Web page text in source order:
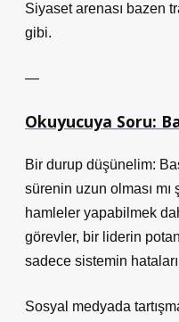
Siyaset arenası bazen
gibi.
—
Okuyucuya Soru:
Bir durup düşünelim:
sürenin uzun olması mı
hamleler yapabilmek
görevler, bir liderin
sadece sistemin
Sosyal medyada